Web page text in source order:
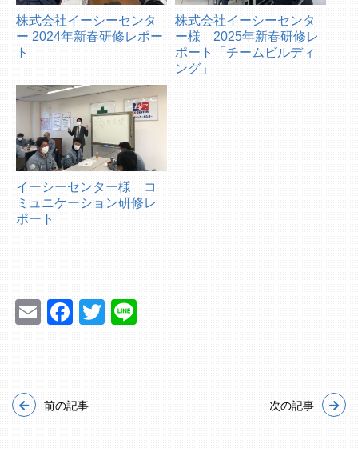
株式会社イーシーセンタ
ー 2024年新春研修レポー
ト
株式会社イーシーセンタ
ー様 2025年新春研修レ
ポート「チームビルディ
ング」
イーシーセンター様 コ
ミュニケーション研修レ
ポート
EmailFacebook
Twitter
前の記事 次の記事